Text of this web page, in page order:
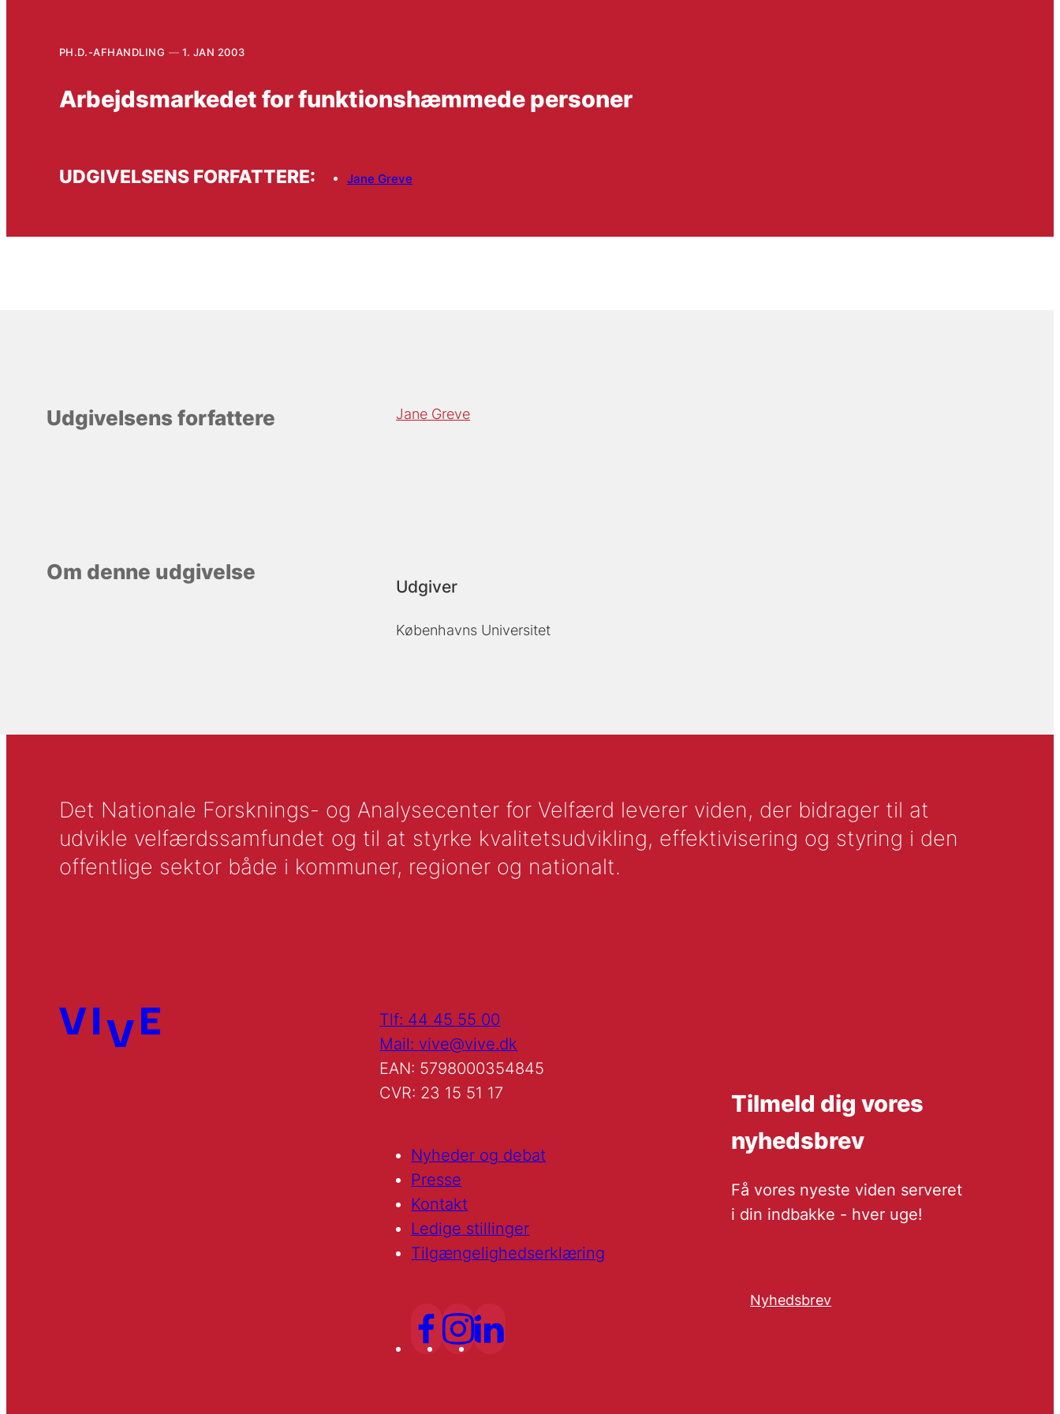
PH.D.-AFHANDLING 1. JAN 2003
Arbejdsmarkedet for funktionshæmmede personer
UDGIVELSENS FORFATTERE: Jane Greve
Udgivelsens forfattere Jane Greve
Om denne udgivelse
Udgiver
Københavns Universitet
Det Nationale Forsknings- og Analysecenter for Velfærd leverer viden, der bidrager til at
udvikle velfærdssamfundet og til at styrke kvalitetsudvikling, effektivisering og styring i den
offentlige sektor både i kommuner, regioner og nationalt.
Tlf: 44 45 55 00
Mail: vive@vive.dk
EAN: 5798000354845
CVR: 23 15 51 17
Nyheder og debat
Presse
Kontakt
Ledige stillinger
Tilgængelighedserklæring
Tilmeld dig vores
nyhedsbrev
Få vores nyeste viden serveret
i din indbakke - hver uge!
Nyhedsbrev